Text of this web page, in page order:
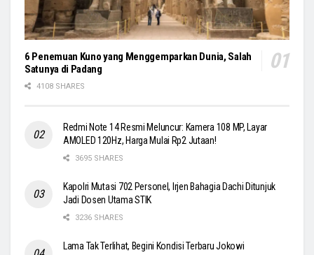
6 Penemuan Kuno yang Menggemparkan Dunia, Salah
Satunya di Padang
4108 SHARES
Redmi Note 14 Resmi Meluncur: Kamera 108 MP, Layar
AMOLED 120Hz, Harga Mulai Rp2 Jutaan!
3695 SHARES
Kapolri Mutasi 702 Personel, Irjen Bahagia Dachi Ditunjuk
Jadi Dosen Utama STIK
3236 SHARES
Lama Tak Terlihat, Begini Kondisi Terbaru Jokowi